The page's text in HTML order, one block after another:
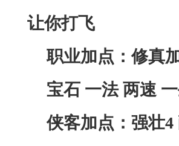
让你打飞
职业加点：修真
宝石 一法 两速
侠客加点：强壮4